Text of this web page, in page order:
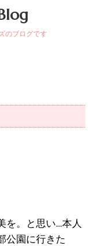
のブログです
を。と思い…本人
公園に行きた